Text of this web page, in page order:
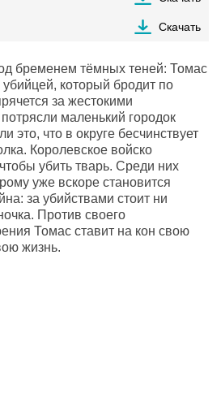
Скачать
бременем тёмных теней: Томас
который бродит по
за жестокими
маленький городок
это, что в округе бесчинствует
Королевское войско
убить тварь. Среди них
уже вскоре становится
за убийствами стоит ни
Против своего
Томас ставит на кон свою
жизнь.